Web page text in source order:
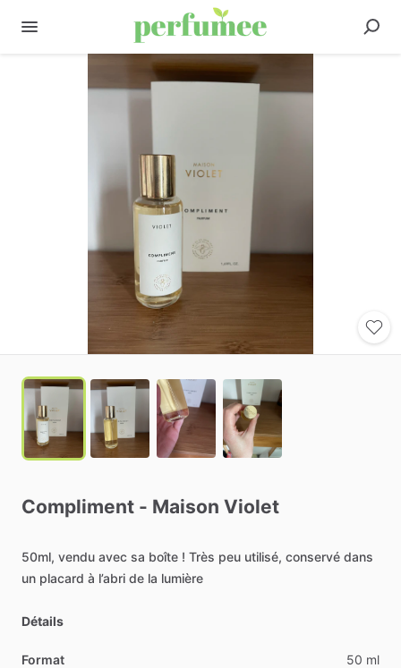
Compliment - Maison Violet
50ml, vendu avec sa boîte ! Très peu utilisé, conservé dans
un placard à l’abri de la lumière
Détails
Format 50 ml